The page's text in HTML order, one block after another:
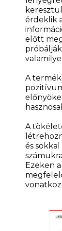
érdeklik
előtt
A
A
és
Ezeken